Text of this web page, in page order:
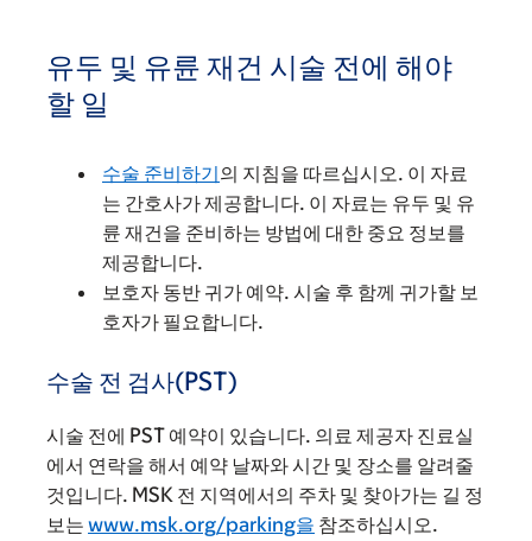
유두 및 유륜 재건 시술 전에 해야
할 일
수술 준비하기의 지침을 따르십시오. 이 자료
는 간호사가 제공합니다. 이 자료는 유두 및 유
륜 재건을 준비하는 방법에 대한 중요 정보를
제공합니다.
보호자 동반 귀가 예약. 시술 후 함께 귀가할 보
호자가 필요합니다.
수술 전 검사(PST)
시술 전에 PST 예약이 있습니다. 의료 제공자 진료실
에서 연락을 해서 예약 날짜와 시간 및 장소를 알려줄
것입니다. MSK 전 지역에서의 주차 및 찾아가는 길 정
보는 www.msk.org/parking을 참조하십시오.